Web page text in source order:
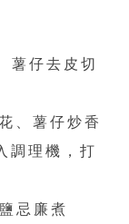
薯仔去皮切
、薯仔炒香
調理機，打
忌廉煮